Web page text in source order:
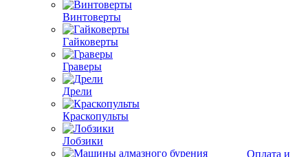
Винтоверты
Гайковерты
Граверы
Дрели
Краскопульты
Лобзики